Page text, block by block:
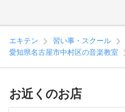
エキテン 習い事・スクール
愛知県名古屋市中村区の音楽教室
お近くのお店